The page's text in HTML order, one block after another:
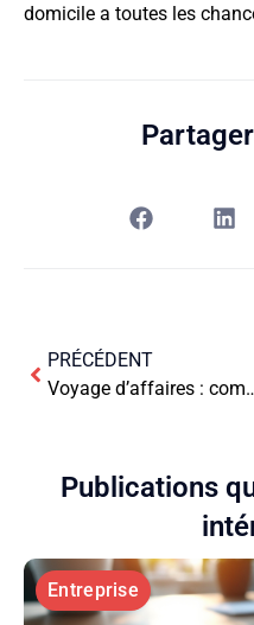
domicile a toutes les
PRÉCÉDENT
Voyage d’affaires :
Publications
Entreprise